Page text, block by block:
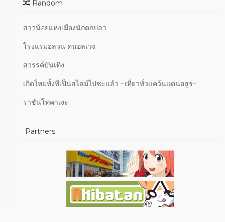
Random
สาวน้อยแห่งเมืองนักตกปลา
โรงแรมอลวน คนอลเวง
สวรรค์บันเทิง
เกิดใหม่ทั้งทีเป็นสไลม์ไปซะแล้ว ~เที่ยวทั่วแคว้นแดนอสูร~
ราชันโทคาเงะ
Partners